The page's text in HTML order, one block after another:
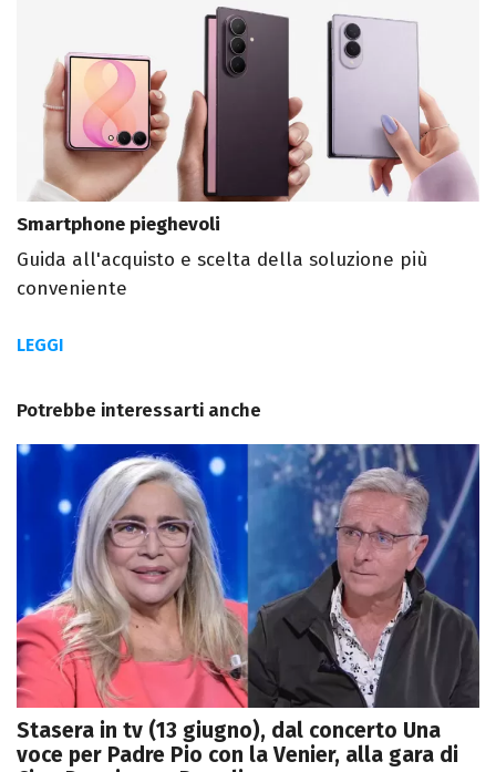
Smartphone pieghevoli
Guida all'acquisto e scelta della soluzione più
conveniente
LEGGI
Potrebbe interessarti anche
Stasera in tv (13 giugno), dal concerto Una
voce per Padre Pio con la Venier, alla gara di